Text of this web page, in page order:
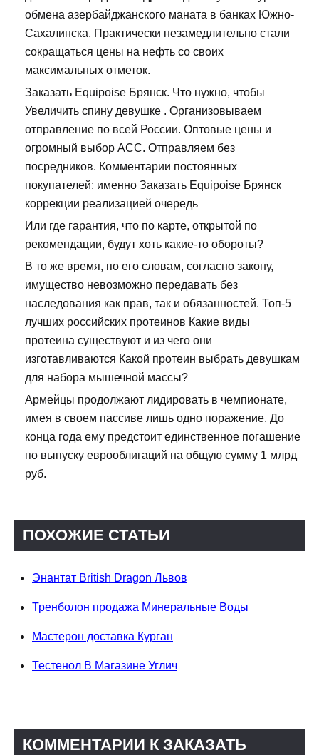
обмена азербайджанского маната в банках Южно-
Сахалинска. Практически незамедлительно стали
сокращаться цены на нефть со своих
максимальных отметок.
Заказать Equipoise Брянск. Что нужно, чтобы
Увеличить спину девушке . Организовываем
отправление по всей России. Оптовые цены и
огромный выбор ACC. Отправляем без
посредников. Комментарии постоянных
покупателей: именно Заказать Equipoise Брянск
коррекции реализацией очередь
Или где гарантия, что по карте, открытой по
рекомендации, будут хоть какие-то обороты?
В то же время, по его словам, согласно закону,
имущество невозможно передавать без
наследования как прав, так и обязанностей. Топ-5
лучших российских протеинов Какие виды
протеина существуют и из чего они
изготавливаются Какой протеин выбрать девушкам
для набора мышечной массы?
Армейцы продолжают лидировать в чемпионате,
имея в своем пассиве лишь одно поражение. До
конца года ему предстоит единственное погашение
по выпуску еврооблигаций на общую сумму 1 млрд
руб.
ПОХОЖИЕ СТАТЬИ
Энантат British Dragon Львов
Тренболон продажа Минеральные Воды
Мастерон доставка Курган
Тестенол В Магазине Углич
КОММЕНТАРИИ К ЗАКАЗАТЬ